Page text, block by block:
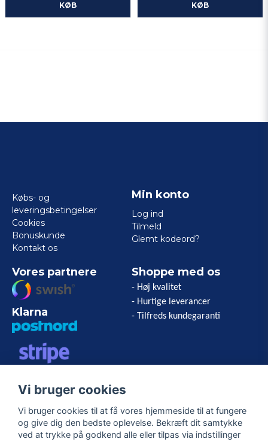
KØB KØB
Købs- og
leveringsbetingelser
Cookies
Bonuskunde
Kontakt os
Min konto
Log ind
Tilmeld
Glemt kodeord?
Vores partnere
Klarna
EXPRESS
Shoppe med os
- Høj kvalitet
- Hurtige leverancer
- Tilfreds kundegaranti
Følg os
Vi bruger cookies
Vi bruger cookies til at få vores hjemmeside til at fungere
og give dig den bedste oplevelse. Bekræft dit samtykke
ved at trykke på godkend alle eller tilpas via indstillinger